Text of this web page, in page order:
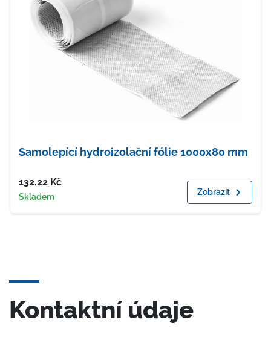
Samolepící hydroizolační fólie 1000x80 mm
Cena
132.22 Kč
Dostupnost
Skladem Zobrazit
Kontaktní údaje